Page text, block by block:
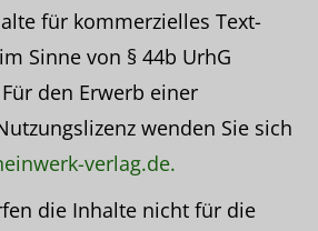
für kommerzielles Text-
Sinne von § 44b UrhG
den Erwerb einer
wenden Sie sich
verlag.de.
die Inhalte nicht für die